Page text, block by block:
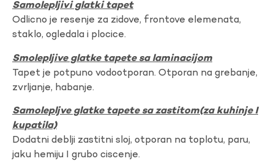
Samolepljivi glatki tapet
Odlicno je resenje za zidove, frontove elemenata,
staklo, ogledala i plocice.
Smolepljive glatke tapete sa laminacijom
Tapet je potpuno vodootporan. Otporan na grebanje,
zvrljanje, habanje.
Samolepljve glatke tapete sa zastitom(za kuhinje I
kupatila)
Dodatni deblji zastitni sloj, otporan na toplotu, paru,
jaku hemiju I grubo ciscenje.